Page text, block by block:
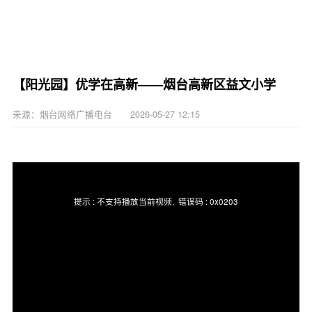
【阳光园】优学在高新——烟台高新区益文小学
来源：烟台网络广播电台 2026-05-27 12:15
提示 :不支持播放当前视频, 错误码 :0x0203